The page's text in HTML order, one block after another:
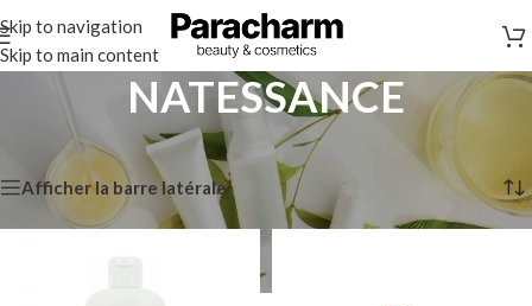
Skip to navigation
Skip to main content
NATESSANCE
Marques /NATESSANCE
Afficher la barre latérale